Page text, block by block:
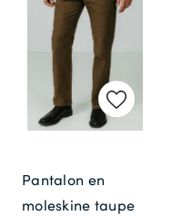
Pantalon en
moleskine taupe